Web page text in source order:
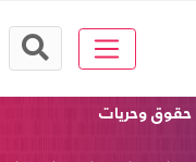
حقوق وحريات